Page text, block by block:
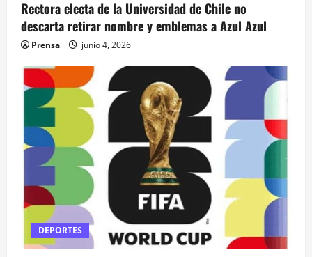
Rectora electa de la Universidad de Chile no
descarta retirar nombre y emblemas a Azul Azul
Prensa junio 4, 2026
DEPORTES